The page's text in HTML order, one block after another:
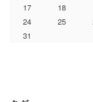
17
18
24
25
31